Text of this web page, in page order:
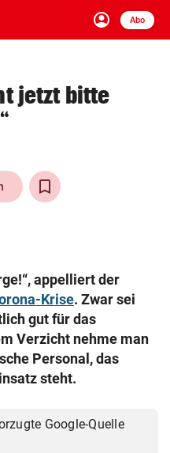
account_circle
Anmelden
Abo
close Schließen
arrow_right
jetzt bitte
appelliert der
Krise. Zwar sei
gut für das
Verzicht nehme man
Personal, das
steht.
Google-Quelle